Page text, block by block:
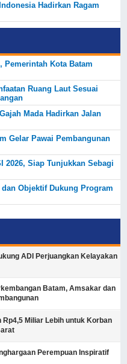
Hadirkan Ragam
Pemerintah Kota Batam
Ruang Laut Sesuai
Mada Hadirkan Jalan
Gelar Pawai Pembangunan
2026, Siap Tunjukkan Sebagi
Objektif Dukung Program
ADI Perjuangkan Kelayakan
Batam, Amsakar dan
Miliar Lebih untuk Korban
Perempuan Inspiratif